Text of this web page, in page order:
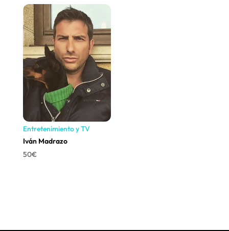
Entretenimiento y TV
Iván Madrazo
50€